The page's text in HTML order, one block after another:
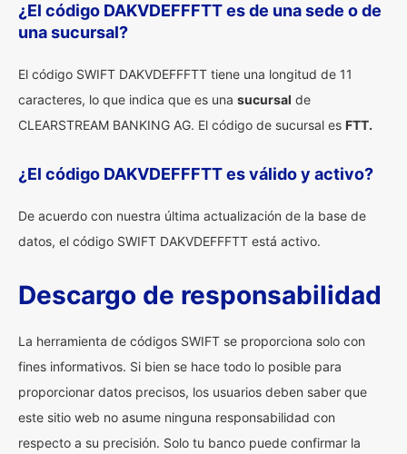
¿El código DAKVDEFFFTT es de una sede o de
una sucursal?
El código SWIFT DAKVDEFFFTT tiene una longitud de 11
caracteres, lo que indica que es una sucursal de
CLEARSTREAM BANKING AG. El código de sucursal es FTT.
¿El código DAKVDEFFFTT es válido y activo?
De acuerdo con nuestra última actualización de la base de
datos, el código SWIFT DAKVDEFFFTT está activo.
Descargo de responsabilidad
La herramienta de códigos SWIFT se proporciona solo con
fines informativos. Si bien se hace todo lo posible para
proporcionar datos precisos, los usuarios deben saber que
este sitio web no asume ninguna responsabilidad con
respecto a su precisión. Solo tu banco puede confirmar la